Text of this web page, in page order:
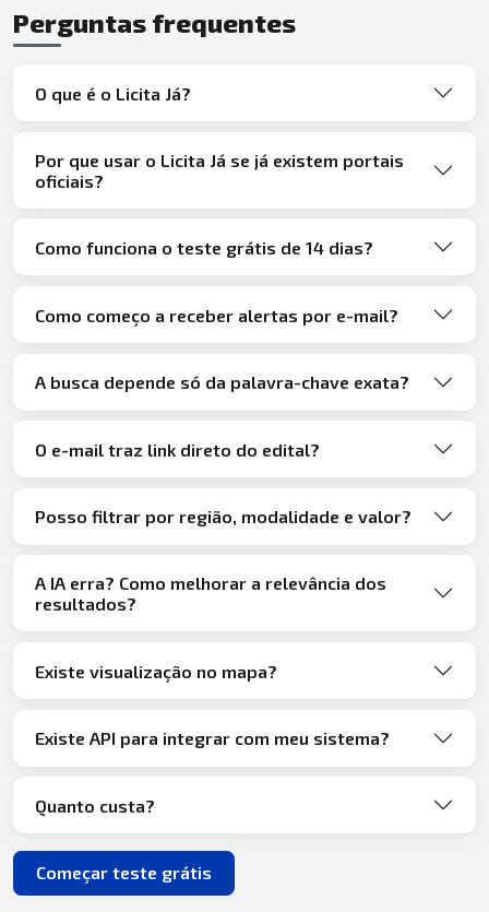
Perguntas frequentes
O que é o Licita Já?
Por que usar o Licita Já se já existem portais
oficiais?
Como funciona o teste grátis de 14 dias?
Como começo a receber alertas por e-mail?
A busca depende só da palavra-chave exata?
O e-mail traz link direto do edital?
Posso filtrar por região, modalidade e valor?
A IA erra? Como melhorar a relevância dos
resultados?
Existe visualização no mapa?
Existe API para integrar com meu sistema?
Quanto custa?
Começar teste grátis